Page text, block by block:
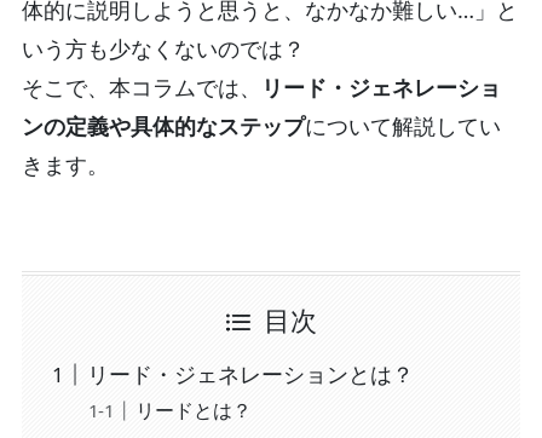
体的に説明しようと思うと、なかなか難しい…」と
いう方も少なくないのでは？
そこで、本コラムでは、
リード・ジェネレーショ
ンの定義や具体的なステップについて解説してい
きます。
目次
リード・ジェネレーションとは？
リードとは？